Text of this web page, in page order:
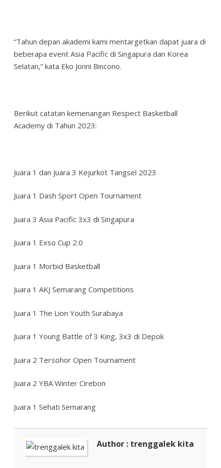
“Tahun depan akademi kami mentargetkan dapat juara di
beberapa event Asia Pacific di Singapura dan Korea
Selatan,” kata Eko Jonni Bincono.
Berikut catatan kemenangan Respect Basketball
Academy di Tahun 2023:
Juara 1 dan Juara 3 Kejurkot Tangsel 2023
Juara 1 Dash Sport Open Tournament
Juara 3 Asia Pacific 3x3 di Singapura
Juara 1 Exso Cup 2.0
Juara 1 Morbid Basketball
Juara 1 AKJ Semarang Competitions
Juara 1 The Lion Youth Surabaya
Juara 1 Young Battle of 3 King, 3x3 di Depok
Juara 2 Tersohor Open Tournament
Juara 2 YBA Winter Cirebon
Juara 1 Sehati Semarang
Author : trenggalek kita